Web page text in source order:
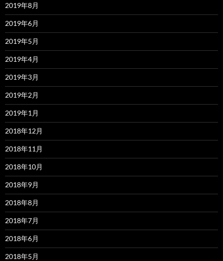
2019年8月
2019年6月
2019年5月
2019年4月
2019年3月
2019年2月
2019年1月
2018年12月
2018年11月
2018年10月
2018年9月
2018年8月
2018年7月
2018年6月
2018年5月